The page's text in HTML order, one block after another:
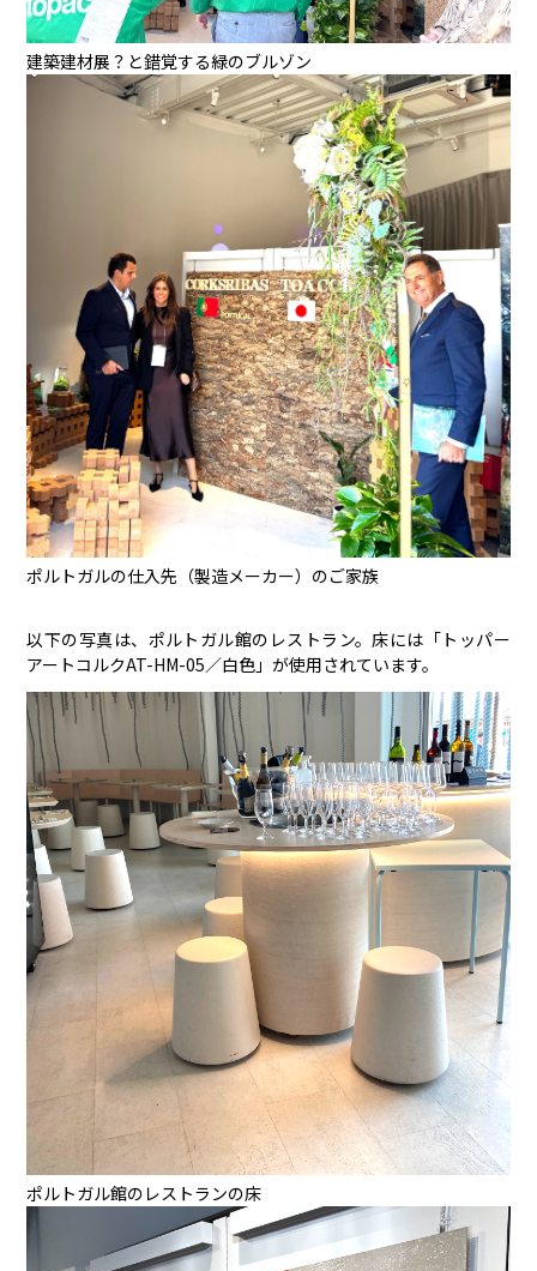
建築建材展？と錯覚する緑のブルゾン
ポルトガルの仕入先（製造メーカー）のご家族
以下の写真は、ポルトガル館のレストラン。床には「トッパー
アートコルクAT-HM-05／白色」が使用されています。
ポルトガル館のレストランの床